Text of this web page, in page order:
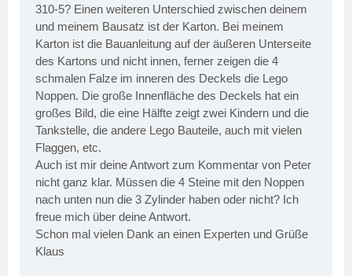
310-5? Einen weiteren Unterschied zwischen deinem
und meinem Bausatz ist der Karton. Bei meinem
Karton ist die Bauanleitung auf der äußeren Unterseite
des Kartons und nicht innen, ferner zeigen die 4
schmalen Falze im inneren des Deckels die Lego
Noppen. Die große Innenfläche des Deckels hat ein
großes Bild, die eine Hälfte zeigt zwei Kindern und die
Tankstelle, die andere Lego Bauteile, auch mit vielen
Flaggen, etc.
Auch ist mir deine Antwort zum Kommentar von Peter
nicht ganz klar. Müssen die 4 Steine mit den Noppen
nach unten nun die 3 Zylinder haben oder nicht? Ich
freue mich über deine Antwort.
Schon mal vielen Dank an einen Experten und Grüße
Klaus